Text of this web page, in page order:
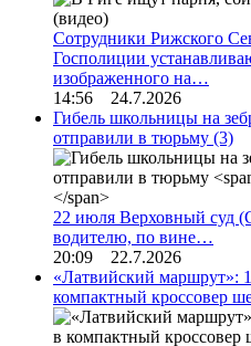
Сотрудники Рижского
Госполиции
изображенного на…
14:56 24.7.2026
Гибель школьницы на
отправили в тюрьму (3)
22 июля Верховный суд
водителю, по вине…
20:09 22.7.2026
«Латвийский маршрут»:
компактный кроссовер